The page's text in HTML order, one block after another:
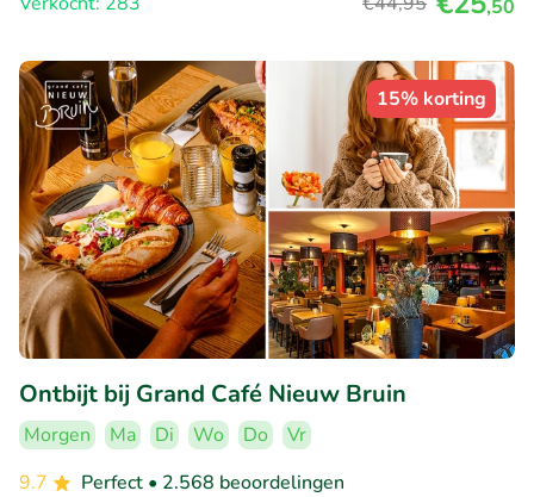
,50
15% korting
Ontbijt bij Grand Café Nieuw Bruin
Morgen Ma Di Wo Do
Vr
9.7
Perfect • 2.568 beoordelingen